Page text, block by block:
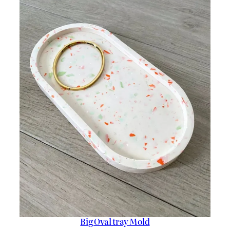
Big Oval tray Mold